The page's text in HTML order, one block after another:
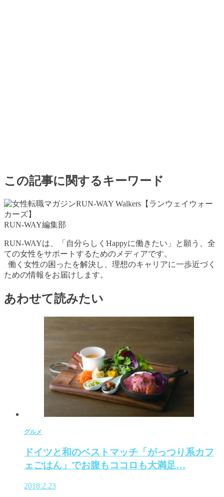
この記事に関するキーワード
RUN-WAY編集部
RUN-WAYは、「自分らしくHappyに働きたい」と願う、全
ての女性をサポートするためのメディアです。
働く女性の困ったを解決し、理想のキャリアに一歩近づく
ための情報をお届けします。
あわせて読みたい
グルメ
ドイツと和のベストマッチ「がっつり系カフ
ェごはん」でお腹もココロも大満足…
2018.2.23